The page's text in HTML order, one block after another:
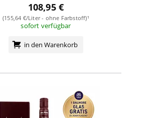
108,95 €
(155,64 €/Liter - ohne Farbstoff)¹
sofort verfügbar
in den Warenkorb